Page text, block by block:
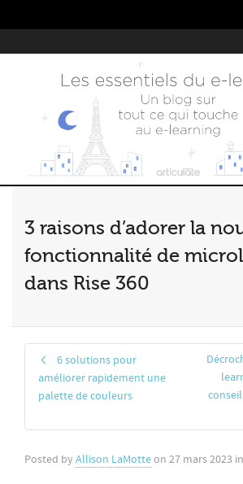
3 raisons d’adorer la
fonctionnalité de
dans Rise 360
6 solutions pour
améliorer rapidement une
palette de couleurs
Posted by Allison LaMotteon 27 mars 2023 in